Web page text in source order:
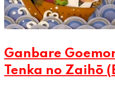
Ganbare
Tenka no Zaihō